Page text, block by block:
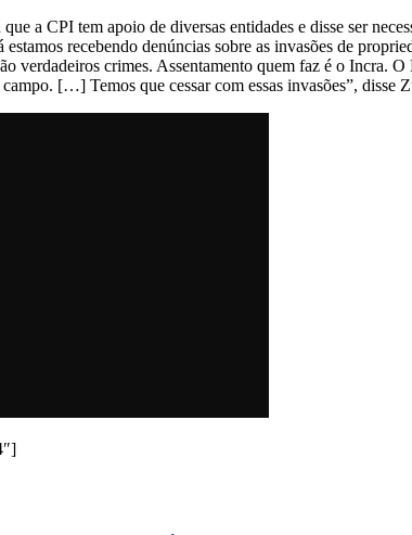
a CPI tem apoio de diversas entidades e disse ser
recebendo denúncias sobre as invasões de
verdadeiros crimes. Assentamento quem faz é o Incra.
[…] Temos que cessar com essas invasões”, disse